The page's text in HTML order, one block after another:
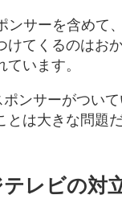
ンサーを含めて
けてくるのはお
います。
ンサーがつい
は大きな問題
レビの対